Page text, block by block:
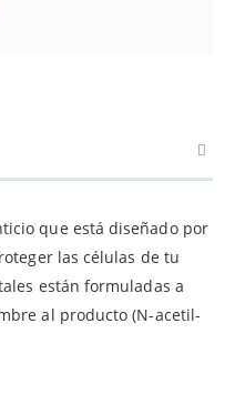
que está diseñado por
las células de tu
están formuladas a
al producto (N-acetil-